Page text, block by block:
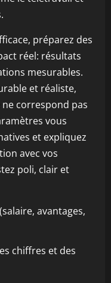
préparez des
réel: résultats
mesurables.
et réaliste,
ne correspond pas
vous
et expliquez
avec vos
poli, clair et
avantages,
chiffres et des